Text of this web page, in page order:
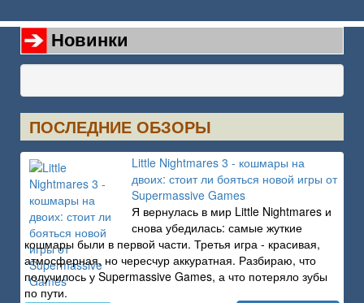
Новинки
ПОСЛЕДНИЕ ОБЗОРЫ
Little Nightmares 3 - кошмары на
двоих: стоит ли бояться новой игры от
Supermassive Games
Я вернулась в мир Little Nightmares и
снова убедилась: самые жуткие
кошмары были в первой части. Третья игра - красивая,
атмосферная, но чересчур аккуратная. Разбираю, что
получилось у Supermassive Games, а что потеряло зубы
по пути.